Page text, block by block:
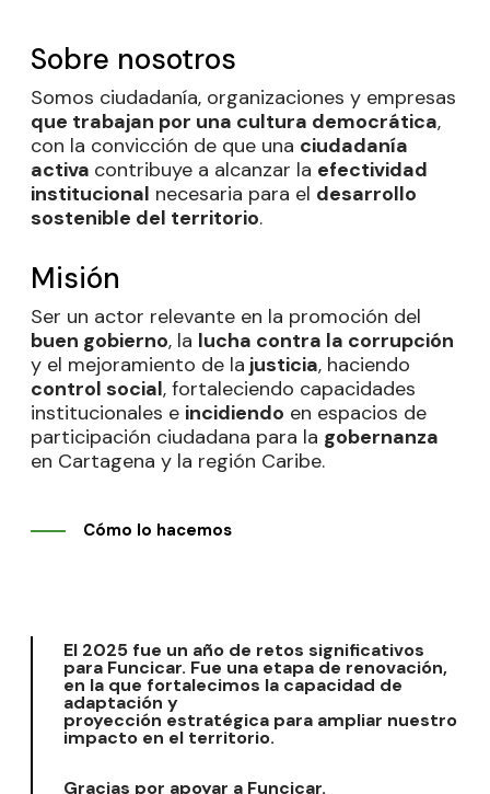
Sobre nosotros
Somos ciudadanía, organizaciones y empresas
que trabajan por una cultura democrática,
con la convicción de que una ciudadanía
activa contribuye a alcanzar la efectividad
institucional necesaria para el desarrollo
sostenible del territorio.
Misión
Ser un actor relevante en la promoción del
buen gobierno, la lucha contra la corrupción
y el mejoramiento de la justicia, haciendo
control social, fortaleciendo capacidades
institucionales e incidiendo en espacios de
participación ciudadana para la gobernanza
en Cartagena y la región Caribe.
Cómo lo hacemos
El 2025 fue un año de retos significativos
para Funcicar. Fue una etapa de renovación,
en la que fortalecimos la capacidad de
adaptación y
proyección estratégica para ampliar nuestro
impacto en el territorio.
Gracias por apoyar a Funcicar.